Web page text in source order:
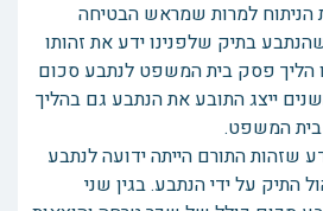
הניתוח למרות שמראש הבטיחה
בתיק שלפנינו ידע את זהותו
הליך פסק בית המשפט לנתבע סכום
השנים ייצג התובע את הנתבע גם בהליך
המשפט.
שזהות התורם הייתה ידועה לנתבע
התיק על ידי הנתבע. בגין שני